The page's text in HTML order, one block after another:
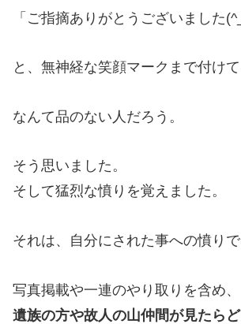
「ご指摘ありがとうございました
と、無神経な笑顔マークまで付けて
なんて品のない人だろう。
そう思いました。
そして猛烈な憤りを覚えました。
それは、自分にされた事への憤りで
写真掲載や一連のやり取りを含め、
遺族の方や故人の山仲間が見たら